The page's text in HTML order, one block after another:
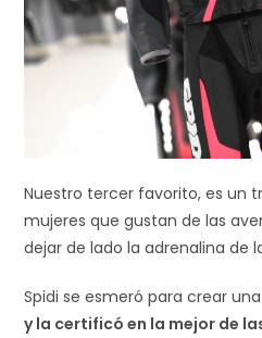
Nuestro tercer favorito, es un
mujeres que gustan de las
dejar de lado la adrenalina de
Spidi se esmeró para crear
y la certificó en la mejor de